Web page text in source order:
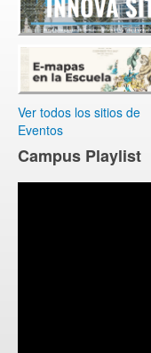
Ver todos los sitios de
Eventos
Campus Playlist